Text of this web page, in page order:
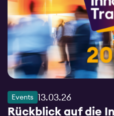
Events 13.03.26
Rückblick auf die